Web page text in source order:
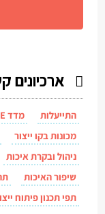
ארכיונים
התייעלות מדד OEE
מכונות בקו ייצור
ניהול ובקרת איכות
שיפור האיכות
תפי תכנון פיתוח